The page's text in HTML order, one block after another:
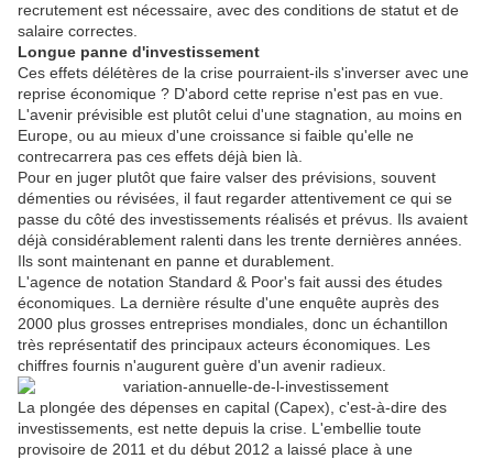
recrutement est nécessaire, avec des conditions de statut et de
salaire correctes.
Longue panne d'investissement
Ces effets délétères de la crise pourraient-ils s'inverser avec une
reprise économique ? D'abord cette reprise n'est pas en vue.
L'avenir prévisible est plutôt celui d'une stagnation, au moins en
Europe, ou au mieux d'une croissance si faible qu'elle ne
contrecarrera pas ces effets déjà bien là.
Pour en juger plutôt que faire valser des prévisions, souvent
démenties ou révisées, il faut regarder attentivement ce qui se
passe du côté des investissements réalisés et prévus. Ils avaient
déjà considérablement ralenti dans les trente dernières années.
Ils sont maintenant en panne et durablement.
L'agence de notation Standard & Poor's fait aussi des études
économiques. La dernière résulte d'une enquête auprès des
2000 plus grosses entreprises mondiales, donc un échantillon
très représentatif des principaux acteurs économiques. Les
chiffres fournis n'augurent guère d'un avenir radieux.
La plongée des dépenses en capital (Capex), c'est-à-dire des
investissements, est nette depuis la crise. L'embellie toute
provisoire de 2011 et du début 2012 a laissé place à une